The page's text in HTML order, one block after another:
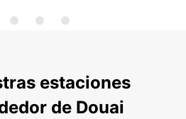
estaciones
de Douai